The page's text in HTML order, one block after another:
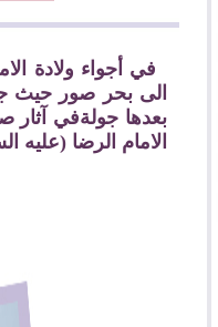
في أجواء ولادة
الى بحر صور حيث
بعدها جولةفي آثار
الامام الرضا (عليه